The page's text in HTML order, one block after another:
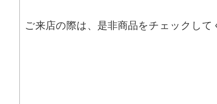
ご来店の際は、是非商品をチェックして